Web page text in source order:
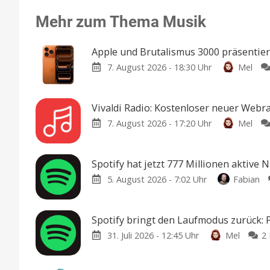
Mehr zum Thema Musik
Apple und Brutalismus 3000
7. August 2026 - 18:30 Uhr Mel
Vivaldi Radio: Kostenloser neuer
7. August 2026 - 17:20 Uhr Mel
Spotify hat jetzt 777 Millionen aktive
5. August 2026 - 7:02 Uhr Fabian
Spotify bringt den Laufmodus
31. Juli 2026 - 12:45 Uhr Mel 2